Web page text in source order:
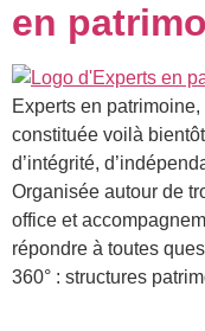
en
Experts en
constituée voilà
d’intégrité,
Organisée autour de
office et
répondre à toutes
360° : structures